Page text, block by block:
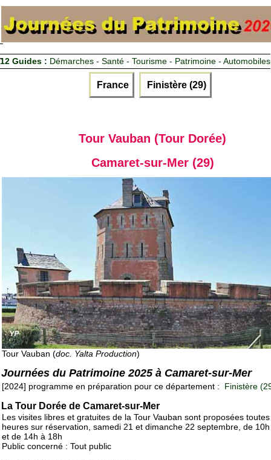
12 Guides : Démarches - Santé - Tourisme - Patrimoine - Automobiles
France Finistère (29)
Tour Vauban (Tour Dorée)
Camaret-sur-Mer (29)
Tour Vauban (doc. Yalta Production)
Journées du Patrimoine 2025 à Camaret-sur-Mer
[2024] programme en préparation pour ce département : Finistère
La Tour Dorée de Camaret-sur-Mer
Les visites libres et gratuites de la Tour Vauban sont proposées
heures sur réservation, samedi 21 et dimanche 22 septembre, de
et de 14h à 18h
Public concerné : Tout public